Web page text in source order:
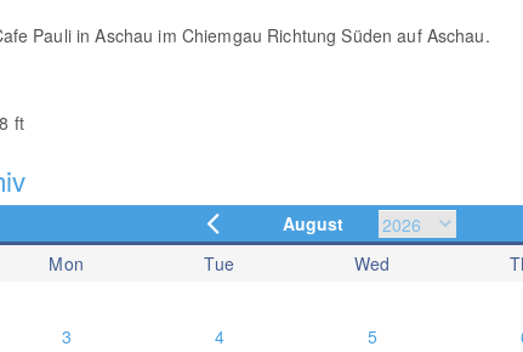
Pauli in Aschau im Chiemgau Richtung Süden auf Aschau.
ft
August
Mon Tue Wed
3 4 5